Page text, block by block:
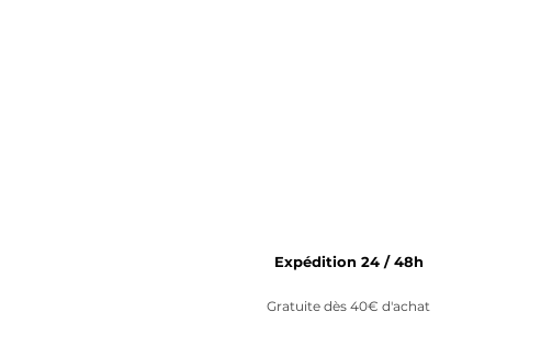
Expédition 24 / 48h
Gratuite dès 40€ d'achat